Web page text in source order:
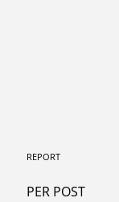
REPORT
PER POST